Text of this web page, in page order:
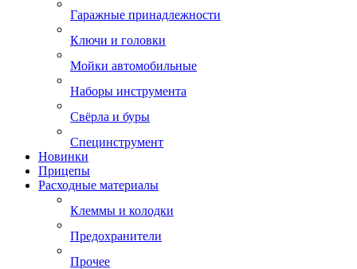
Гаражные принадлежности
Ключи и головки
Мойки автомобильные
Наборы инструмента
Свёрла и буры
Специнструмент
Новинки
Прицепы
Расходные материалы
Клеммы и колодки
Предохранители
Прочее